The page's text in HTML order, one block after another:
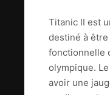
Titanic II est
destiné à
fonctionnelle
olympique.
avoir une